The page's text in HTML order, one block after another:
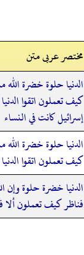
مختصر عربی متن
الدنيا حلوة خضرة
كيف تعملون اتقوا
إسرائيل كانت في النساء
الدنيا حلوة خضرة
كيف تعملون اتقوا
الدنيا خضرة حلوة
فناظر كيف تعملون ألا